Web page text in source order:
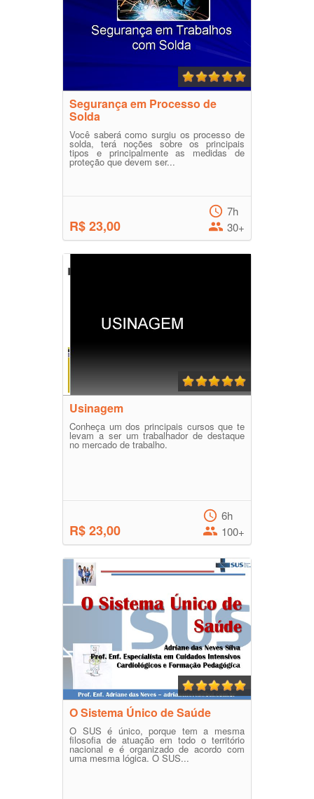
Segurança em Processo de
Solda
Você saberá como surgiu os processo de
solda, terá noções sobre os principais
tipos e principalmente as medidas de
proteção que devem ser...
R$ 23,00
7h
30+
Usinagem
Conheça um dos principais cursos que te
levam a ser um trabalhador de destaque
no mercado de trabalho.
R$ 23,00
6h
100+
O Sistema Único de Saúde
O SUS é único, porque tem a mesma
filosofia de atuação em todo o território
nacional e é organizado de acordo com
uma mesma lógica. O SUS...